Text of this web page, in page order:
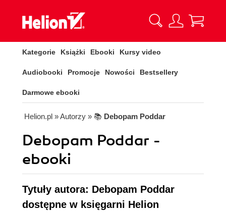
Kategorie Książki Ebooki Kursy video
Audiobooki Promocje Nowości Bestsellery
Darmowe ebooki
Helion.pl » Autorzy » 📚 Debopam Poddar
Debopam Poddar -
ebooki
Tytuły autora: Debopam Poddar
dostępne w księgarni Helion